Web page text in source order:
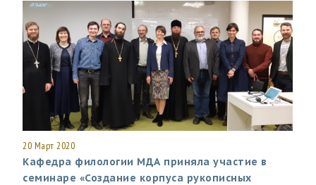
20 Март 2020
Кафедра филологии МДА приняла участие в
семинаре «Создание корпуса рукописных